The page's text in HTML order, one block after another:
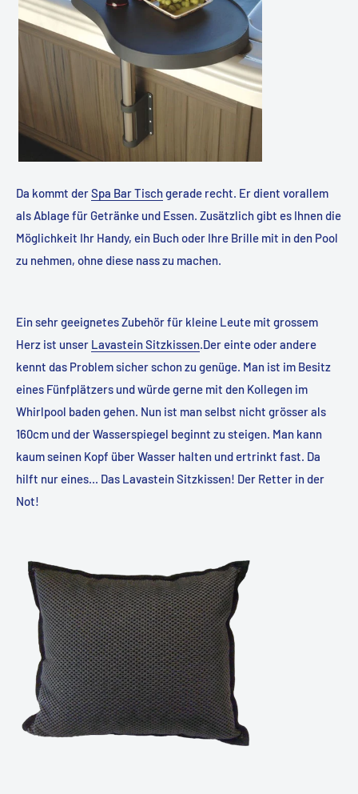
Da kommt derSpa Bar Tischgerade recht. Er dient vorallem
als Ablage für Getränke und Essen. Zusätzlich gibt es Ihnen die
Möglichkeit Ihr Handy, ein Buch oder Ihre Brille mit in den Pool
zu nehmen, ohne diese nass zu machen.
Ein sehr geeignetes Zubehör für kleine Leute mit grossem
Herz ist unser Lavastein Sitzkissen.Der einte oder andere
kennt das Problem sicher schon zu genüge. Man ist im Besitz
eines Fünfplätzers und würde gerne mit den Kollegen im
Whirlpool baden gehen. Nun ist man selbst nicht grösser als
160cm und der Wasserspiegel beginnt zu steigen. Man kann
kaum seinen Kopf über Wasser halten und ertrinkt fast. Da
hilft nur eines... Das Lavastein Sitzkissen! Der Retter in der
Not!